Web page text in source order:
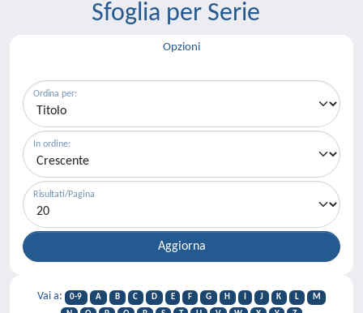
Sfoglia per Serie
Opzioni
Ordina per:
In ordine:
Risultati/Pagina
Vai a: 0-9 A B C D E F G H J K L
M